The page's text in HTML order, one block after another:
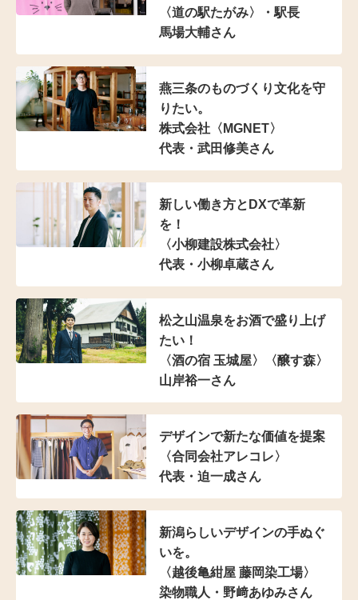
〈道の駅たがみ〉・駅長
馬場大輔さん
燕三条のものづくり文化を守
りたい。
株式会社〈MGNET〉
代表・武田修美さん
新しい働き方とDXで革新
を！
〈小柳建設株式会社〉
代表・小柳卓蔵さん
松之山温泉をお酒で盛り上げ
たい！
〈酒の宿 玉城屋〉〈醸す森〉
山岸裕一さん
デザインで新たな価値を提案
〈合同会社アレコレ〉
代表・迫一成さん
新潟らしいデザインの手ぬぐ
いを。
〈越後亀紺屋 藤岡染工場〉
染物職人・野﨑あゆみさん